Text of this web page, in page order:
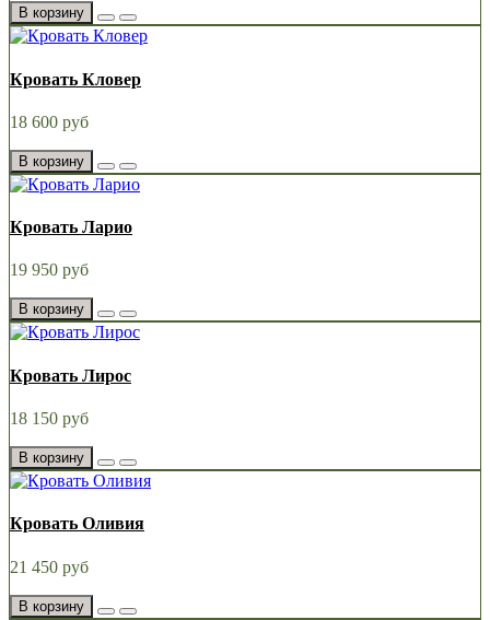
В корзину
Кровать Кловер
18 600 руб
В корзину
Кровать Ларио
19 950 руб
В корзину
Кровать Лирос
18 150 руб
В корзину
Кровать Оливия
21 450 руб
В корзину